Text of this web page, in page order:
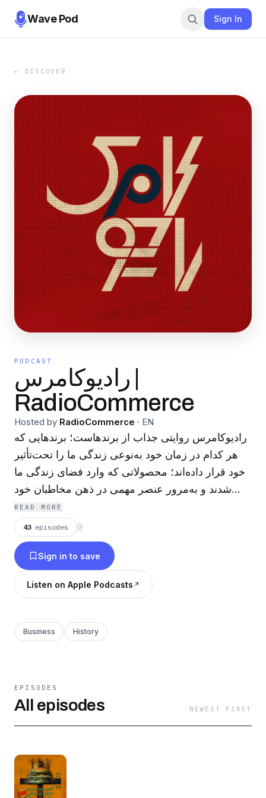
Wave Pod Sign In
← DISCOVER
PODCAST
رادیوکامرس |
RadioCommerce
Hosted by RadioCommerce · EN
رادیوکامرس روایتی جذاب از برندهاست؛ برندهایی که
هر کدام در زمان خود به‌نوعی زندگی ما را تحت‌تأثیر
خود قرار داده‌اند؛ محصولاتی که وارد فضای زندگی ما
شدند و به‌مرور عنصر مهمی در ذهن مخاطبان خود
شدند. این پادکست فرایند طی‌ شده توسط این
برندهای داخلی و خارجی و تبلیغات‌شان را در بازه‌ی
زمانی خود مورد بررسی قرار داده و تأثیرشان را بر
READ MORE
43 episodes ⟳
Sign in to save
Listen on Apple Podcasts
Business History
EPISODES
All episodes NEWEST FIRST